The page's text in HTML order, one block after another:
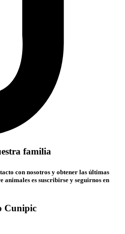
familia
con nosotros y obtener las últimas
animales es suscribirse y seguirnos en
Cunipic